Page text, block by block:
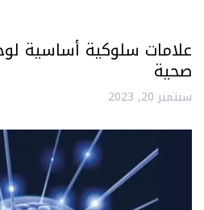
علامات سلوكية أساسية
صحية
سبتمبر 20, 2023